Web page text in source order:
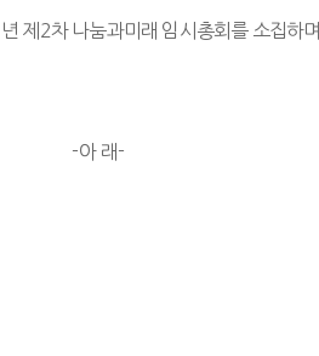
년 제 2차 나눔과미래 임시총회를 소집하며,
-아 래-